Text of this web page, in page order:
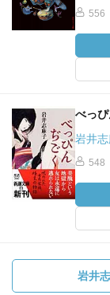
556
べっ
岩井
548
岩井